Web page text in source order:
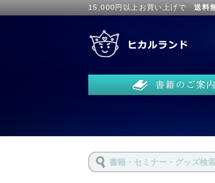
15,000円以上お買い上げで送料